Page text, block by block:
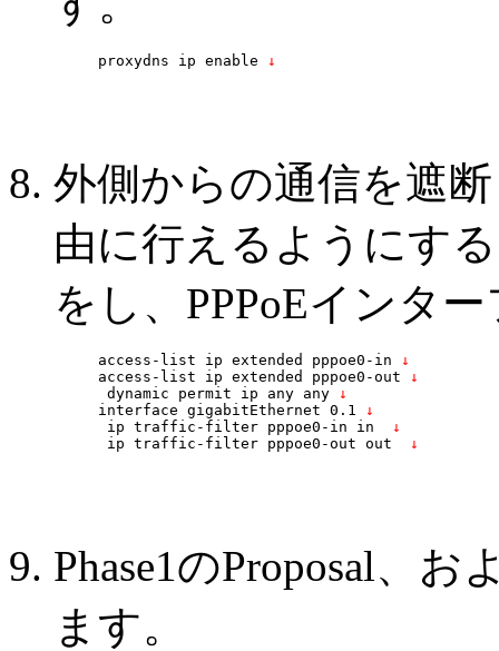
proxydns ip enable ↓
外側からの通信を遮
由に行えるようにす
をし、PPPoEインタ
access-list ip extended pppoe0-in ↓
access-list ip extended pppoe0-out ↓
dynamic permit ip any any ↓
interface gigabitEthernet 0.1
↓
ip traffic-filter pppoe0-in in
↓
ip traffic-filter pppoe0-out out
↓
Phase1のProposal、
ます。